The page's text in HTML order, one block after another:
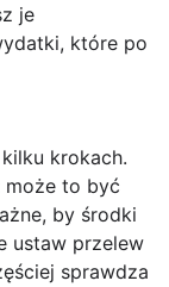
je
które po
krokach.
może to być
by środki
ustaw przelew
sprawdza